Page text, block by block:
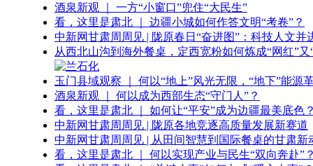
酒泉新观 ｜ 一方“小窗口”兜住“大民生”
看，这里是肃北 ｜ 边疆小城如何作答文明“考卷”？
中新网甘肃周周见 | 陇原春日“奋进图”：科技人文并
从西北山沟到海外餐桌，定西宽粉如何炼成“网红”又
玉门县域观察 ｜ 何以“地上”风光无限，“地下”能源
酒泉新观 ｜ 何以成为西部生态“守门人”？
看，这里是肃北 ｜ 如何让“平安”成为边疆最美底色？
中新网甘肃周周见 | 陇原各地竞逐高质量发展新赛道
中新网甘肃周周见 | 从田间智慧到国际餐桌的甘肃新
看，这里是肃北 ｜ 何以实现产业与民生“双向奔赴”？